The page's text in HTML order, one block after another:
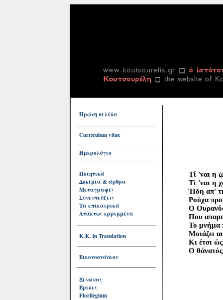
Πρώτη σελίδα
Curriculum vitae
Ημερολόγιο
Ποιητικά
Δοκίμια & άρθρα
Μεταγραφές
Συνεντεύξεις
Τα επικαιρικά
Ατάκτως ερριμμένα
Κ.Κ. in Translation
Εικονοστάσιον
Ξενώνας
Έριδες
Florilegium
Τί 'ναι η
Τί 'ναι η
Ήδη απ'
Ρούχα
Ο Ουρανός
Που
Το μνήμα
Μοιάζει
Κι έτσι ώς
Ο θάνατός